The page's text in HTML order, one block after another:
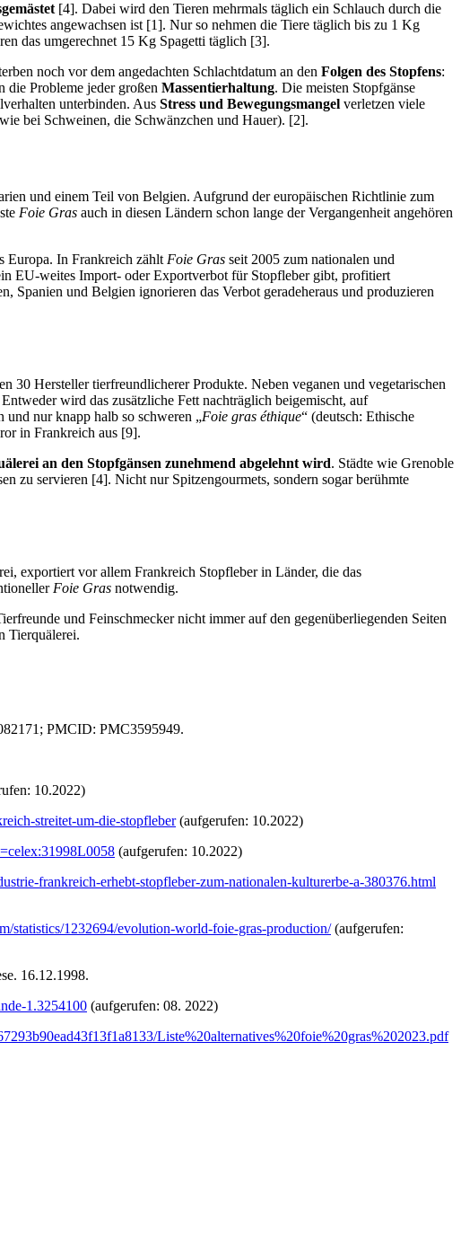
[4]. Dabei wird den Tieren mehrmals täglich ein Schlauch durch die
angewachsen ist [1]. Nur so nehmen die Tiere täglich bis zu 1 Kg
das umgerechnet 15 Kg Spagetti täglich [3].
noch vor dem angedachten Schlachtdatum an den Folgen des Stopfens:
die Probleme jeder großen Massentierhaltung. Die meisten Stopfgänse
unterbinden. Aus Stress und Bewegungsmangel verletzen viele
bei Schweinen, die Schwänzchen und Hauer). [2].
und einem Teil von Belgien. Aufgrund der europäischen Richtlinie zum
Foie Gras auch in diesen Ländern schon lange der Vergangenheit angehören
Europa. In Frankreich zählt Foie Gras seit 2005 zum nationalen und
EU-weites Import- oder Exportverbot für Stopfleber gibt, profitiert
Spanien und Belgien ignorieren das Verbot geradeheraus und produzieren
30 Hersteller tierfreundlicherer Produkte. Neben veganen und vegetarischen
wird das zusätzliche Fett nachträglich beigemischt, auf
und nur knapp halb so schweren „Foie gras éthique“ (deutsch: Ethische
in Frankreich aus [9].
an den Stopfgänsen zunehmend abgelehnt wird. Städte wie Grenoble
zu servieren [4]. Nicht nur Spitzengourmets, sondern sogar berühmte
exportiert vor allem Frankreich Stopfleber in Länder, die das
Foie Gras notwendig.
und Feinschmecker nicht immer auf den gegenüberliegenden Seiten
Tierquälerei.
PMCID: PMC3595949.
10.2022)
streitet-um-die-stopfleber(aufgerufen: 10.2022)
(aufgerufen: 10.2022)
frankreich-erhebt-stopfleber-zum-nationalen-kulturerbe-a-380376.html
statistics/1232694/evolution-world-foie-gras-production/(aufgerufen:
16.12.1998.
1.3254100 (aufgerufen: 08. 2022)
Liste%20alternatives%20foie%20gras%202023.pdf